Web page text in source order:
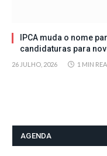
IPCA muda o nome
candidaturas para
26 JULHO, 2026 1 MIN
AGENDA